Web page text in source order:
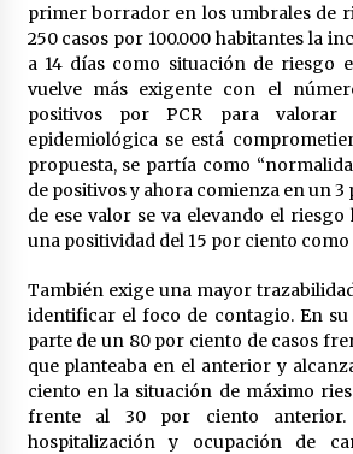
Todos los cortes de
Sevilla 2022: del jueves
26 de abril de 2022
El cultivo casero de
meses a 256 familias en
22 de abril de 2022
La Feria de Abril de
18 de abril de 2022
primer borrador en los umbrales de
250 casos por 100.000 habitantes la
a 14 días como situación de riesgo
vuelve más exigente con el
positivos por PCR para valorar
epidemiológica se está
propuesta, se partía como
de positivos y ahora comienza en un
de ese valor se va elevando el riesgo
una positividad del 15 por ciento
También exige una mayor
identificar el foco de contagio. En
parte de un 80 por ciento de casos
que planteaba en el anterior y
ciento en la situación de máximo
frente al 30 por ciento
hospitalización y ocupación de